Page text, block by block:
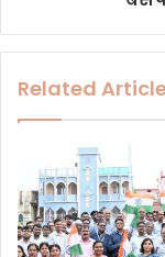
Related